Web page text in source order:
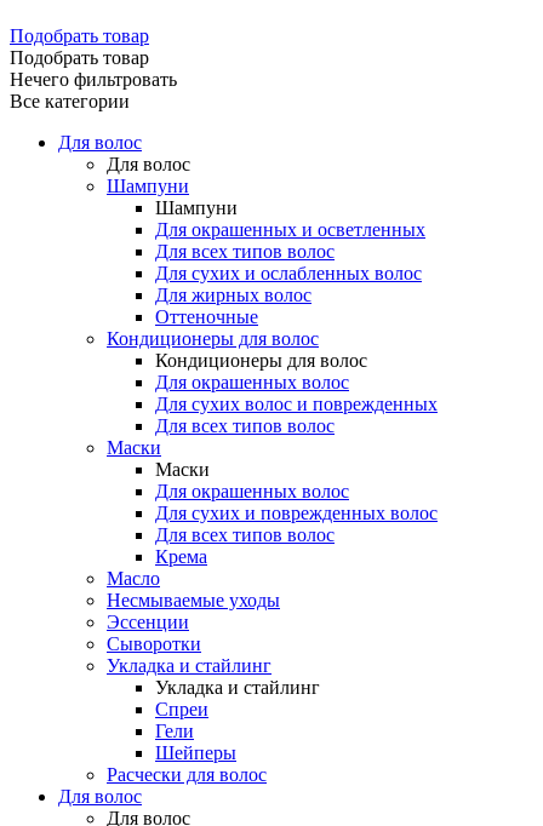
Подобрать товар
Подобрать товар
Нечего фильтровать
Все категории
Для волос
Для волос
Шампуни
Шампуни
Для окрашенных и осветленных
Для всех типов волос
Для сухих и ослабленных волос
Для жирных волос
Оттеночные
Кондиционеры для волос
Кондиционеры для волос
Для окрашенных волос
Для сухих волос и поврежденных
Для всех типов волос
Маски
Маски
Для окрашенных волос
Для сухих и поврежденных волос
Для всех типов волос
Крема
Масло
Несмываемые уходы
Эссенции
Сыворотки
Укладка и стайлинг
Укладка и стайлинг
Спреи
Гели
Шейперы
Расчески для волос
Для волос
Для волос